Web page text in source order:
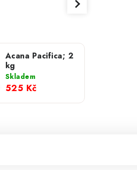
Acana Pacifica; 2
kg
Skladem
525 Kč